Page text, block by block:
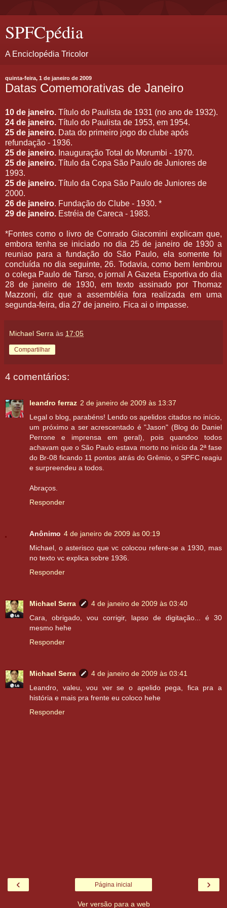
SPFCpédia
A Enciclopédia Tricolor
quinta-feira, 1 de janeiro de 2009
Datas Comemorativas de Janeiro
10 de janeiro. Título do Paulista de 1931 (no ano de 1932).
24 de janeiro. Título do Paulista de 1953, em 1954.
25 de janeiro. Data do primeiro jogo do clube após
refundação - 1936.
25 de janeiro. Inauguração Total do Morumbi - 1970.
25 de janeiro. Título da Copa São Paulo de Juniores de
1993.
25 de janeiro. Título da Copa São Paulo de Juniores de
2000.
26 de janeiro. Fundação do Clube - 1930. *
29 de janeiro. Estréia de Careca - 1983.
*Fontes como o livro de Conrado Giacomini explicam que,
embora tenha se iniciado no dia 25 de janeiro de 1930 a
reuniao para a fundação do São Paulo, ela somente foi
concluída no dia seguinte, 26. Todavia, como bem lembrou
o colega Paulo de Tarso, o jornal A Gazeta Esportiva do dia
28 de janeiro de 1930, em texto assinado por Thomaz
Mazzoni, diz que a assembléia fora realizada em uma
segunda-feira, dia 27 de janeiro. Fica ai o impasse.
Michael Serra às 17:05
Compartilhar
4 comentários:
leandro ferraz 2 de janeiro de 2009 às 13:37
Legal o blog, parabéns! Lendo os apelidos citados no início,
um próximo a ser acrescentado é "Jason" (Blog do Daniel
Perrone e imprensa em geral), pois quandoo todos
achavam que o São Paulo estava morto no início da 2ª fase
do Br-08 ficando 11 pontos atrás do Grêmio, o SPFC reagiu
e surpreendeu a todos.
Abraços.
Responder
Anônimo 4 de janeiro de 2009 às 00:19
Michael, o asterisco que vc colocou refere-se a 1930, mas
no texto vc explica sobre 1936.
Responder
Michael Serra
4 de janeiro de 2009 às 03:40
Cara, obrigado, vou corrigir, lapso de digitação... é 30
mesmo hehe
Responder
Michael Serra
4 de janeiro de 2009 às 03:41
Leandro, valeu, vou ver se o apelido pega, fica pra a
história e mais pra frente eu coloco hehe
Responder
‹ ›
Página inicial
Ver versão para a web